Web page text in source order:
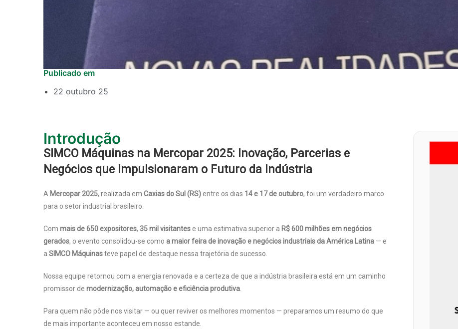
Publicado em
22 outubro 25
Introdução
SIMCO Máquinas na Mercopar 2025: Inovação, Parcerias e
Negócios que Impulsionaram o Futuro da Indústria
A Mercopar 2025, realizada em Caxias do Sul (RS)entre os dias 14 e 17 de outubro, foi um verdadeiro marco
para o setor industrial brasileiro.
Com mais de 650 expositores, 35 mil visitantese uma estimativa superior a R$ 600 milhões em negócios
gerados, o evento consolidou-se como a maior feira de inovação e negócios industriais da América Latina— e
a SIMCO Máquinasteve papel de destaque nessa trajetória de sucesso.
Nossa equipe retornou com a energia renovada e a certeza de que a indústria brasileira está em um caminho
promissor de modernização, automação e eficiência produtiva.
Para quem não pôde nos visitar — ou quer reviver os melhores momentos — preparamos um resumo do que
de mais importante aconteceu em nosso estande.